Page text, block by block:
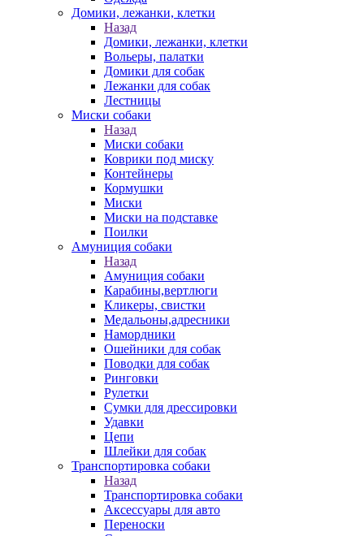
Домики, лежанки, клетки
Назад
Домики, лежанки, клетки
Вольеры, палатки
Домики для собак
Лежанки для собак
Лестницы
Миски собаки
Назад
Миски собаки
Коврики под миску
Контейнеры
Кормушки
Миски
Миски на подставке
Поилки
Амуниция собаки
Назад
Амуниция собаки
Карабины,вертлюги
Кликеры, свистки
Медальоны,адресники
Намордники
Ошейники для собак
Поводки для собак
Ринговки
Рулетки
Сумки для дрессировки
Удавки
Цепи
Шлейки для собак
Транспортировка собаки
Назад
Транспортировка собаки
Аксессуары для авто
Переноски